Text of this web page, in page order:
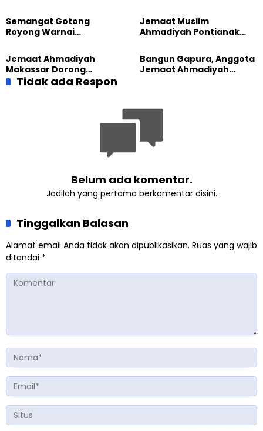
Majalengka
Sembako kepada Warga
Semangat Gotong
Royong Warnai
Masjid di Jemaat
Ahmadiyah Sukapura
Jemaat Muslim
Ahmadiyah Pontianak
Perkuat Kolaborasi Sosial
Jemaat Ahmadiyah
Makassar Dorong
Kesadaran Lingkungan
Lewat Edukasi Ekoteologi
Bangun Gapura, Anggota
Jemaat Ahmadiyah
Tidak ada Respon
Belum ada komentar.
Jadilah yang pertama berkomentar disini.
Tinggalkan Balasan
Alamat email Anda tidak akan dipublikasikan. Ruas yang wajib
ditandai *